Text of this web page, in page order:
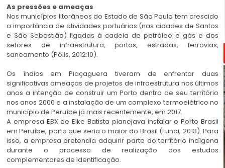
As pressões e ameaças
Nos municípios litorâneos do Estado de São Paulo tem crescido
a importância de atividades portuárias (nas cidades de Santos
e São Sebastião) ligadas à cadeia de petróleo e gás e dos
setores de infraestrutura, portos, estradas, ferrovias,
saneamento (Pólis, 2012:10).
Os índios em Piaçaguera tiveram de enfrentar duas
significativas ameaças de projetos de infraestrutura nos últimos
anos a intenção de construir um Porto dentro de seu território
nos anos 2000 e a instalação de um complexo termoelétrico no
município de Peruíbe já mais recentemente, em 2017.
A empresa EBX de Eike Batista planejava instalar o Porto Brasil
em Peruíbe, porto que seria o maior do Brasil (Funai, 2013). Para
isso, a empresa pretendia adquirir parte do território indígena
durante o processo de realização dos estudos
complementares de identificação.